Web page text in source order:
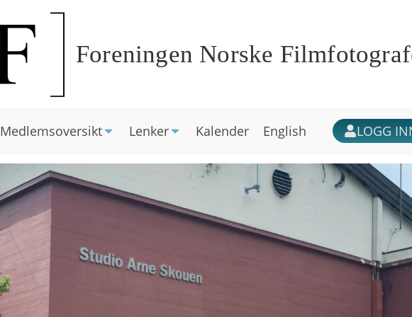
Foreningen Norske
Medlemsoversikt Lenker Kalender English LOGG